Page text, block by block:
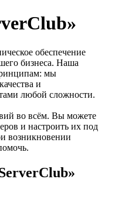
обеспечение
бизнеса. Наша
мы
и
любой сложности.
во всём. Вы можете
и настроить их под
возникновении